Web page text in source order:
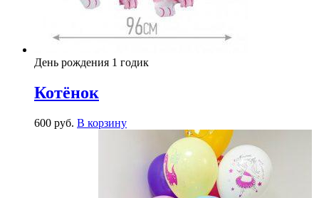
День рождения 1 годик
Котёнок
600 руб. В корзину